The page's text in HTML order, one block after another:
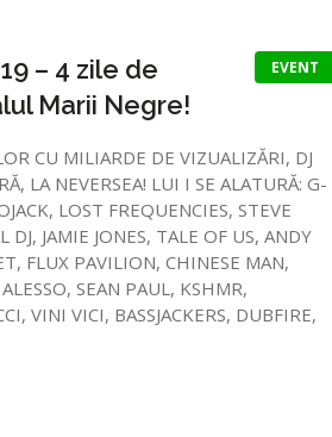
EVENT
– 4 zile de
Marii Negre!
CU MILIARDE DE VIZUALIZĂRI, DJ
LA NEVERSEA! LUI I SE ALATURĂ: G-
LOST FREQUENCIES, STEVE
JAMIE JONES, TALE OF US, ANDY
FLUX PAVILION, CHINESE MAN,
SEAN PAUL, KSHMR,
VINI VICI, BASSJACKERS, DUBFIRE,